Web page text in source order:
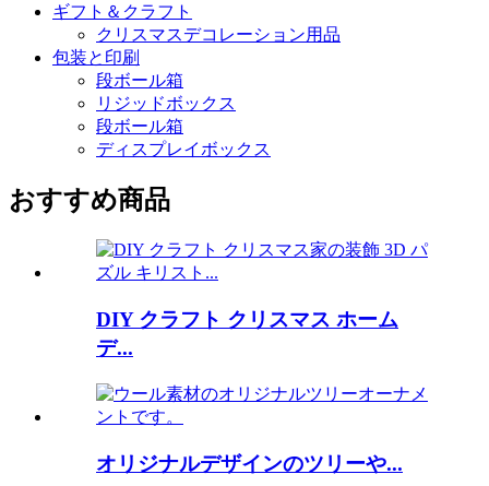
ギフト＆クラフト
クリスマスデコレーション用品
包装と印刷
段ボール箱
リジッドボックス
段ボール箱
ディスプレイボックス
おすすめ商品
DIY クラフト クリスマス ホーム
デ...
オリジナルデザインのツリーや...